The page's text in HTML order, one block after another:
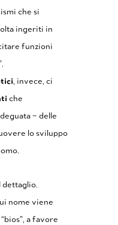
che si
ingeriti in
funzioni
.
, invece, ci
che
– delle
lo sviluppo
dettaglio.
nome viene
a favore